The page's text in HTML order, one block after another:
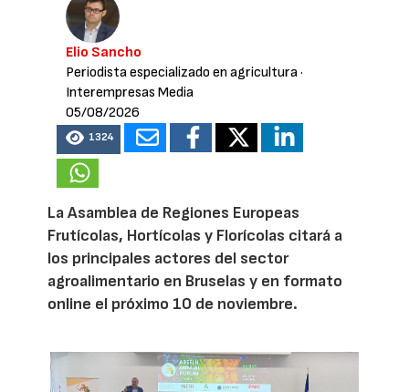
Elio Sancho
Periodista especializado en agricultura·
Interempresas Media
05/08/2026
1324
La Asamblea de Regiones Europeas
Frutícolas, Hortícolas y Florícolas citará a
los principales actores del sector
agroalimentario en Bruselas y en formato
online el próximo 10 de noviembre.